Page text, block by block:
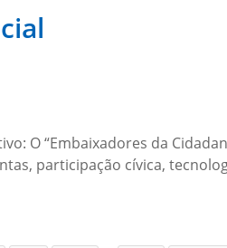
O “Embaixadores da
participação cívica,